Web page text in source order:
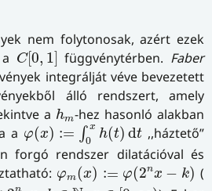
nem folytonosak, azért ezek
C[0, 1
C[0,1] függvénytérben. Faber
integrálját véve bevezetett
álló rendszert, amely
a hm
h m-hez hasonló alakban
a φ(x) := ∫ x
0 h(t) dt
φ(x):=∫0 xh(t)dt
,,háztető”
forgó rendszer dilatációval és
φm(x) := φ(2nx − k)
φm(x):= φ(2nx−k) (
x∈[ 0, ∞)